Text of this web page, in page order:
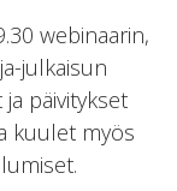
webinaarin,
julkaisun
päivitykset
kuulet myös